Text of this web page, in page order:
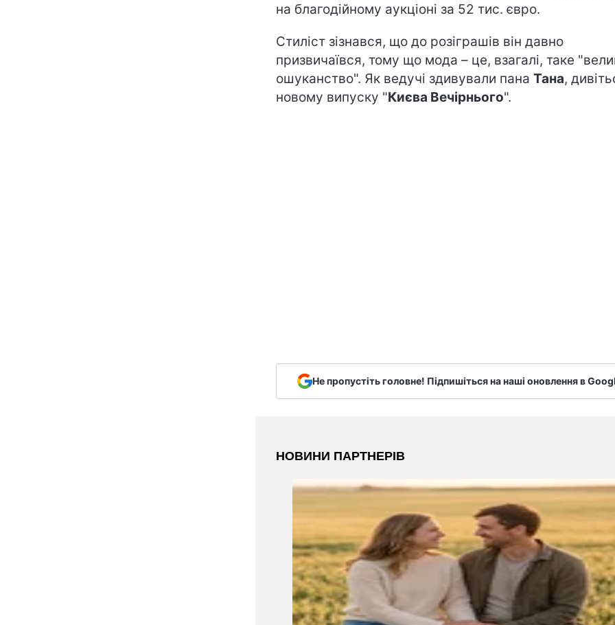
на благодійному аукціоні за 52 тис. євро.
Стиліст зізнався, що до розіграшів він давно
призвичаївся, тому що мода – це, взагалі, таке
ошуканство". Як ведучі здивували пана Тана,
новому випуску "Києва Вечірнього".
Не пропустіть головне! Підпишіться на наші оновлення в